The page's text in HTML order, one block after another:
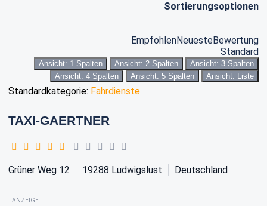
Sortierungsoptionen
EmpfohlenNeuesteBewertung
Standard
Ansicht: 1 Spalten Ansicht: 2 Spalten
Ansicht: 3 Spalten
Ansicht: 4 Spalten
Ansicht: 5 Spalten Ansicht: Liste
Standardkategorie: Fahrdienste
TAXI-GAERTNER
Grüner Weg 12 19288 Ludwigslust Deutschland
ANZEIGE